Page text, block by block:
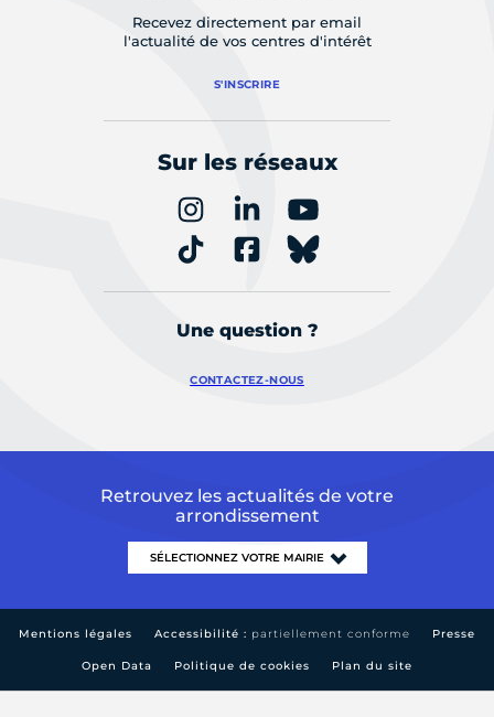
Recevez directement par email
l'actualité de vos centres d'intérêt
S'INSCRIRE
Sur les réseaux
Une question ?
CONTACTEZ-NOUS
Retrouvez les actualités de votre
arrondissement
Mentions légales Accessibilité : partiellement conforme Presse
Open Data Politique de cookies Plan du site